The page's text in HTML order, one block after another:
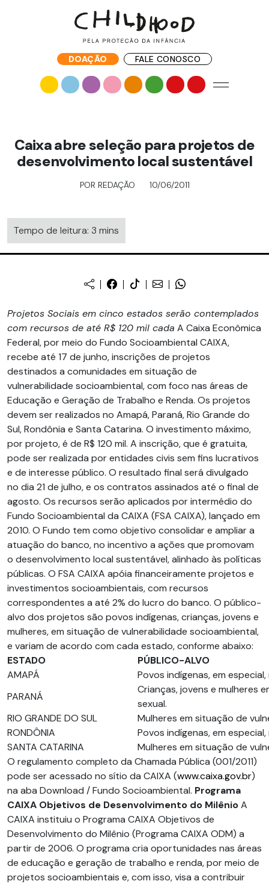
DOAÇÃO FALE CONOSCO
Caixa abre seleção para projetos de
desenvolvimento local sustentável
POR REDAÇÃO 10/06/2011
Tempo de leitura: 3 mins
Projetos Sociais em cinco estados serão contemplados
com recursos de até R$ 120 mil cada A Caixa Econômica
Federal, por meio do Fundo Socioambiental CAIXA,
recebe até 17 de junho, inscrições de projetos
destinados a comunidades em situação de
vulnerabilidade socioambiental, com foco nas áreas de
Educação e Geração de Trabalho e Renda. Os projetos
devem ser realizados no Amapá, Paraná, Rio Grande do
Sul, Rondônia e Santa Catarina. O investimento máximo,
por projeto, é de R$ 120 mil. A inscrição, que é gratuita,
pode ser realizada por entidades civis sem fins lucrativos
e de interesse público. O resultado final será divulgado
no dia 21 de julho, e os contratos assinados até o final de
agosto. Os recursos serão aplicados por intermédio do
Fundo Socioambiental da CAIXA (FSA CAIXA), lançado em
2010. O Fundo tem como objetivo consolidar e ampliar a
atuação do banco, no incentivo a ações que promovam
o desenvolvimento local sustentável, alinhado às políticas
públicas. O FSA CAIXA apóia financeiramente projetos e
investimentos socioambientais, com recursos
correspondentes a até 2% do lucro do banco. O público-
alvo dos projetos são povos indígenas, crianças, jovens e
mulheres, em situação de vulnerabilidade socioambiental,
e variam de acordo com cada estado, conforme abaixo:
ESTADO
PÚBLICO-ALVO
AMAPÁ
Povos indígenas, em especial,
PARANÁ
Crianças, jovens e mulheres
sexual.
RIO GRANDE DO SUL
Mulheres em situação de
RONDÔNIA
Povos indígenas, em especial,
SANTA CATARINA
Mulheres em situação de
O regulamento completo da Chamada Pública (001/2011)
pode ser acessado no sítio da CAIXA (www.caixa.gov.br)
na aba Download / Fundo Socioambiental. Programa
CAIXA Objetivos de Desenvolvimento do MilênioA
CAIXA instituiu o Programa CAIXA Objetivos de
Desenvolvimento do Milênio (Programa CAIXA ODM) a
partir de 2006. O programa cria oportunidades nas áreas
de educação e geração de trabalho e renda, por meio de
projetos socioambientais e, com isso, visa a contribuir